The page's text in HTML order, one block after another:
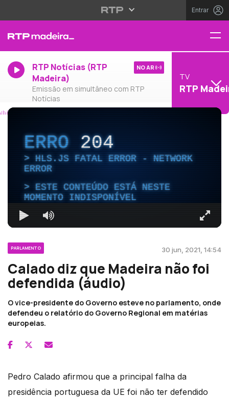
Entrar
RTP Notícias (RTP
Madeira)
Emissão em simultâneo com RTP
Notícias
NO AR
TV
RTP
ERRO204
HLS.JS FATAL ERROR - NETWORK
ERROR
ESTE CONTEÚDO ESTÁ NESTE
MOMENTO INDISPONÍVEL
PARLAMENTO 30 jun, 2021, 14:54
Calado diz que Madeira não foi
defendida (áudio)
O vice-presidente do Governo esteve no parlamento, onde
defendeu o relatório do Governo Regional em matérias
europeias.
Pedro Calado afirmou que a principal falha da
presidência portuguesa da UE foi não ter defendido